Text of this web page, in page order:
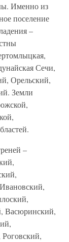
Именно из
поселение
–
Сечи,
Орельский,
Земли
–
Васюринский,